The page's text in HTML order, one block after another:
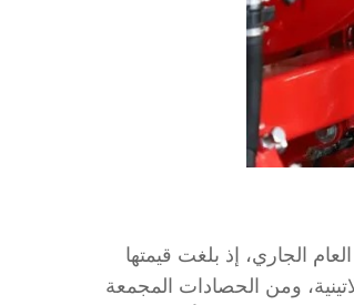
الجاري، إذ بلغت قيمتها
في أمريكا اللاتينية، ومن الحصادات المجمعة